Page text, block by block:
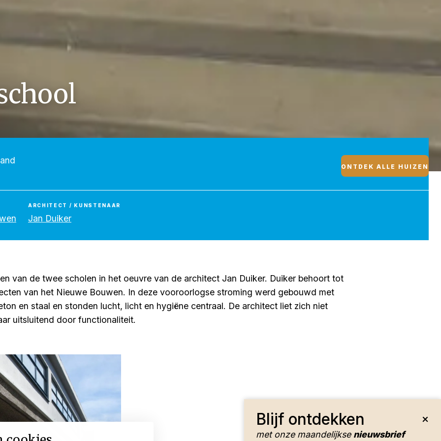
ARCHITECT / KUNSTENAAR
Jan Duiker
ONTDEK ALLE HUIZEN
van de twee scholen in het oeuvre van de architect Jan Duiker. Duiker behoort tot
van het Nieuwe Bouwen. In deze vooroorlogse stroming werd gebouwd met
en staal en stonden lucht, licht en hygiëne centraal. De architect liet zich niet
uitsluitend door functionaliteit.
Blijf ontdekken
met onze maandelijkse nieuwsbrief